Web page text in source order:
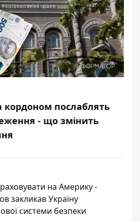
кордоном послаблять
- що змінить
на Америку -
закликав Україну
системи безпеки